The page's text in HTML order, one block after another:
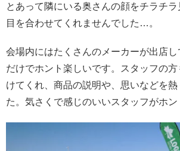
とあって隣にいる奥さんの顔をチラチ
目を合わせてくれませんでした…。
会場内にはたくさんのメーカーが出店
だけでホント楽しいです。スタッフの
けてくれ、商品の説明や、思いなどを
た。気さくで感じのいいスタッフがホン